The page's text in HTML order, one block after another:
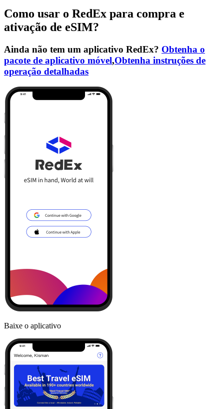
Como usar o RedEx para compra e
ativação de eSIM?
Ainda não tem um aplicativo RedEx? Obtenha o
pacote de aplicativo móvel,Obtenha instruções de
operação detalhadas
Baixe o aplicativo